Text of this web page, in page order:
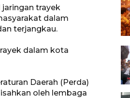
trayek
dalam
terjangkau.
dalam kota
Daerah (Perda)
oleh lembaga